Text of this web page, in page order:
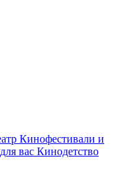
Кинофестивали и
вас Кинодетство